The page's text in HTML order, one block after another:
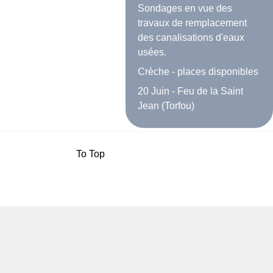
Sondages en vue des
travaux de remplacement
des canalisations d'eaux
usées.
Crèche - places disponibles
20 Juin - Feu de la Saint
Jean (Torfou)
To Top